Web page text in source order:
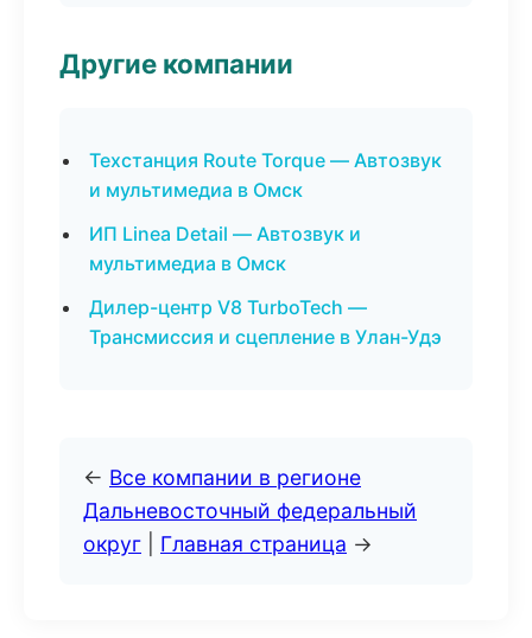
Другие компании
Техстанция Route Torque — Автозвук
и мультимедиа в Омск
ИП Linea Detail — Автозвук и
мультимедиа в Омск
Дилер-центр V8 TurboTech —
Трансмиссия и сцепление в Улан-Удэ
← Все компании в регионе
Дальневосточный федеральный
округ
Главная страница →